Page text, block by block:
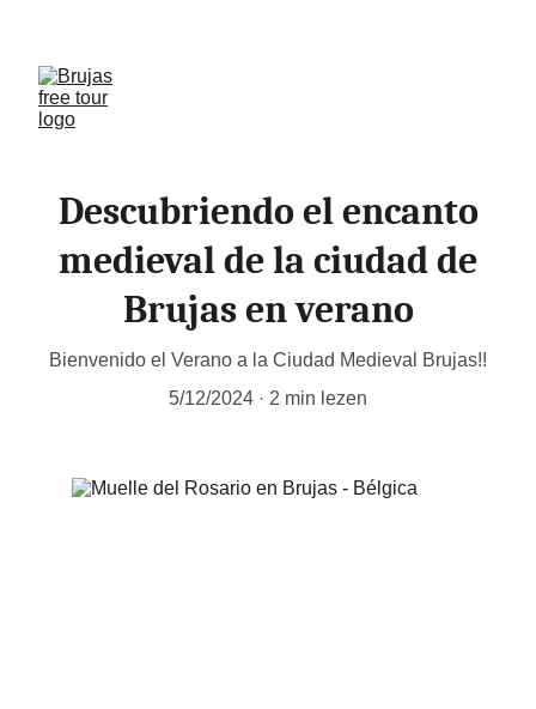
Descubriendo el encanto
medieval de la ciudad de
Brujas en verano
Bienvenido el Verano a la Ciudad Medieval Brujas!!
5/12/2024
2 min lezen